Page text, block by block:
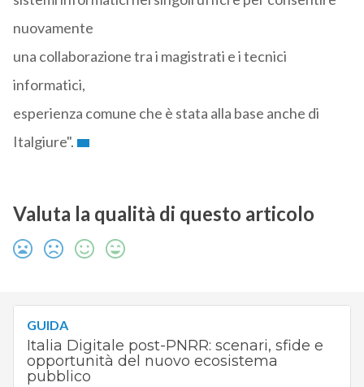
nuovamente
una collaborazione tra i magistrati e i tecnici
informatici,
esperienza comune che è stata alla base anche di
Italgiure".
Valuta la qualità di questo articolo
GUIDA
Italia Digitale post-PNRR: scenari, sfide e
opportunità del nuovo ecosistema
pubblico